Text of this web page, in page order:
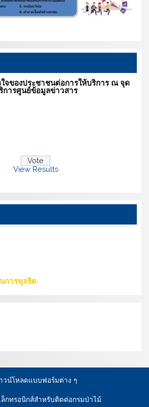
จของประชาชนต่อการให้บริการ ณ จุด
การศูนย์ข้อมูลข่าวสาร
View Results
นการทุจริต
วน์โหลดแบบฟอร์มต่าง ๆ
ล็กทรอนิกส์สำหรับติดต่อกรมป่าไม้